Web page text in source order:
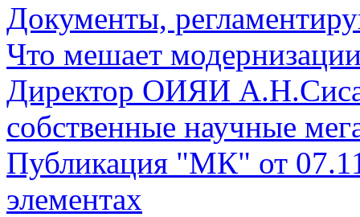
Документы,
Что мешает
Директор ОИЯИ
собственные научные
Публикация "МК" от
элементах